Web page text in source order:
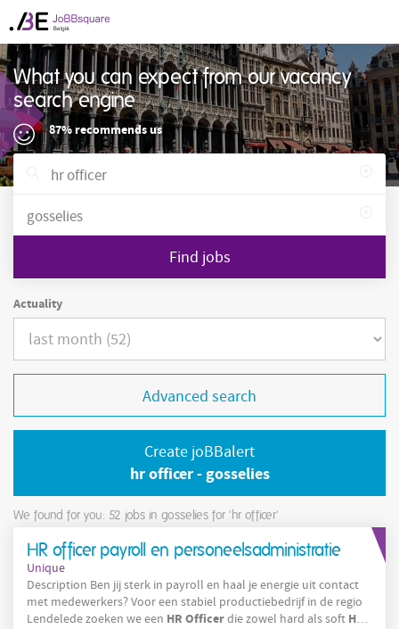
What you can expect from our vacancy
search engine
87% recommends us
Find jobs
Actuality
Advanced search
Create joBBalert
hr officer - gosselies
We found for you: 52 jobs in gosselies for 'hr officer'
HR officer payroll en personeelsadministratie
Unique
Description Ben jij sterk in payroll en haal je energie uit contact
met medewerkers? Voor een stabiel productiebedrijf in de regio
Lendelede zoeken we een HR Officerdie zowel hard als soft HR